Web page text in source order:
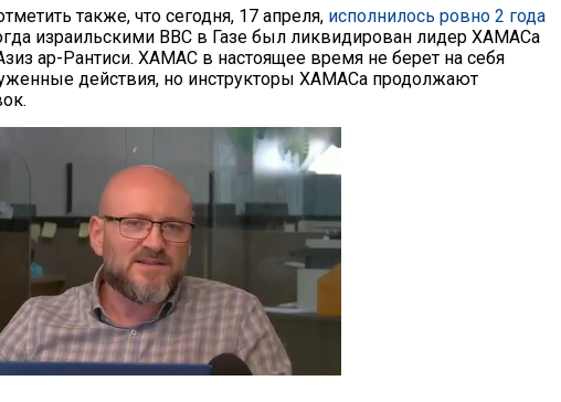
также, что сегодня, 17 апреля, исполнилось ровно 2 года
израильскими ВВС в Газе был ликвидирован лидер ХАМАСа
ар-Рантиси. ХАМАС в настоящее время не берет на себя
действия, но инструкторы ХАМАСа продолжают